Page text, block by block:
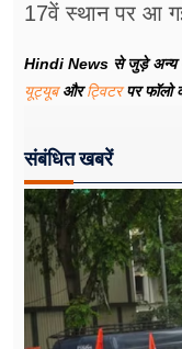
17वें स्थान पर आ
Hindi News से जुड़े अन्य
यूट्यूबऔरट्विटरपर फॉलो
संबंधित खबरें